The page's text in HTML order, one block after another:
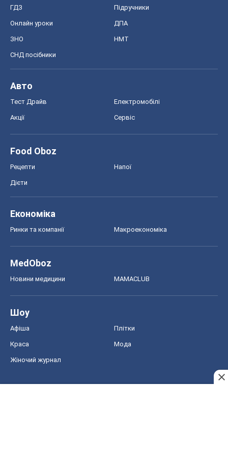
ГДЗ Підручники
Онлайн уроки ДПА
ЗНО НМТ
СНД посібники
Авто
Тест Драйв Електромобілі
Акції Сервіс
Food Oboz
Рецепти Напої
Дієти
Економіка
Ринки та компанії Макроекономіка
MedOboz
Новини медицини MAMACLUB
Шоу
Афіша Плітки
Краса Мода
Жіночий журнал